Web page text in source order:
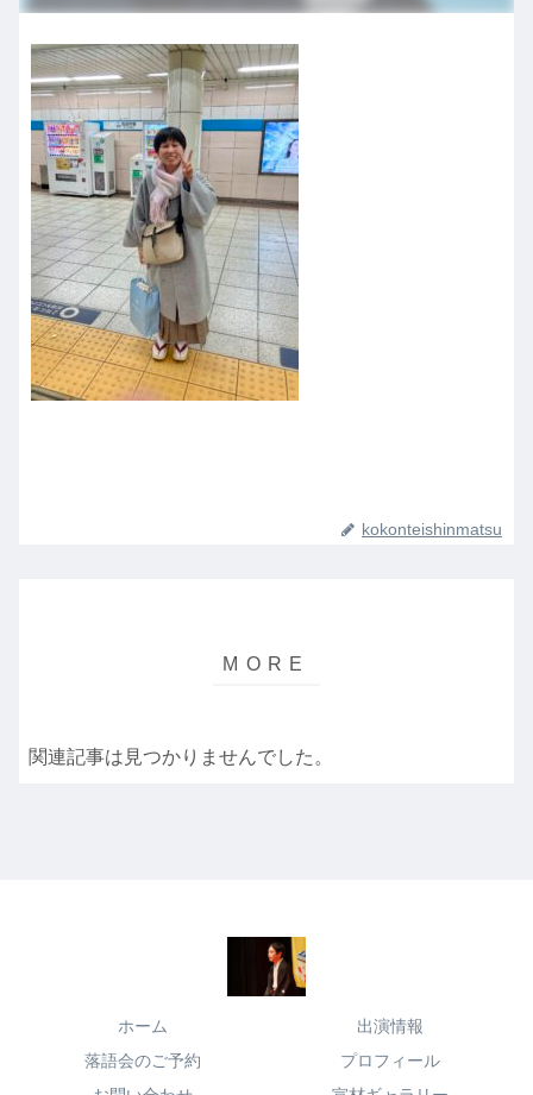
kokonteishinmatsu
関連記事は見つかりませんでした。
ホーム
出演情報
落語会のご予約
プロフィール